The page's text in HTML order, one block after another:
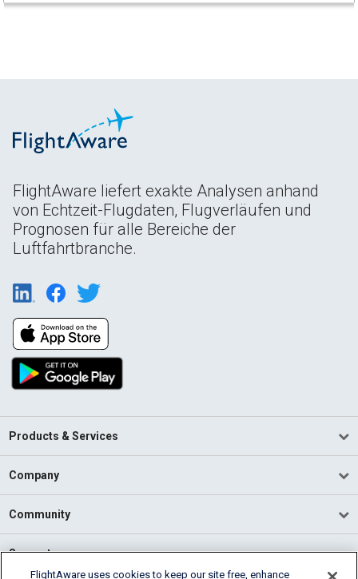
FlightAware liefert exakte Analysen anhand
von Echtzeit-Flugdaten, Flugverläufen und
Prognosen für alle Bereiche der
Luftfahrtbranche.
Products & Services
Company
Community
Support
FlightAware uses cookies to keep our site free, enhance